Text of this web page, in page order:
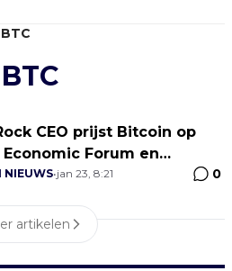
CEO prijst Bitcoin op
Forum en
prijs van $700.000
NIEUWS•jan 23, 8:21 0
artikelen